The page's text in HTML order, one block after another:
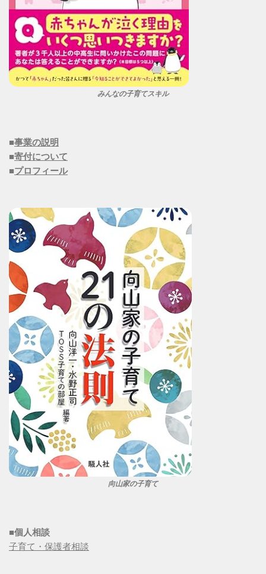
みんなの子育てスキル
■事業の説明
■寄付について
■プロフィール
向山家の子育て
■個人相談
子育て・保護者相談